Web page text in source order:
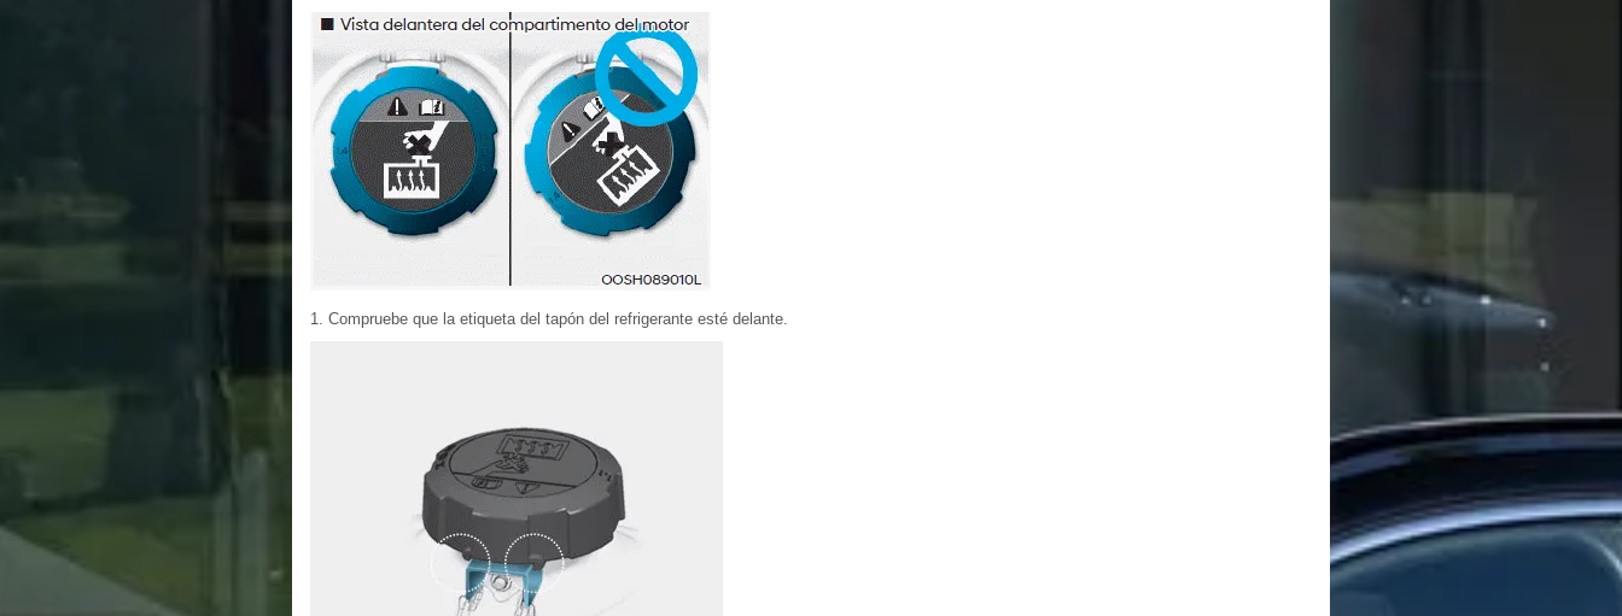
1. Compruebe que la etiqueta del tapón del refrigerante esté delante.